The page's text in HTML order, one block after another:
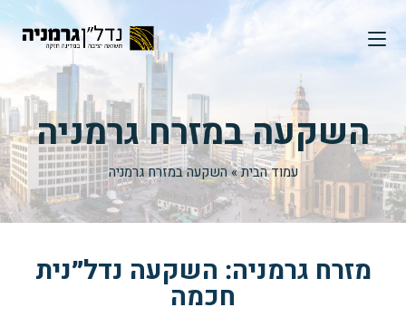
השקעה במזרח גרמניה
עמוד הבית»השקעה במזרח גרמניה
מזרח גרמניה: השקעה נדל״נית
חכמה